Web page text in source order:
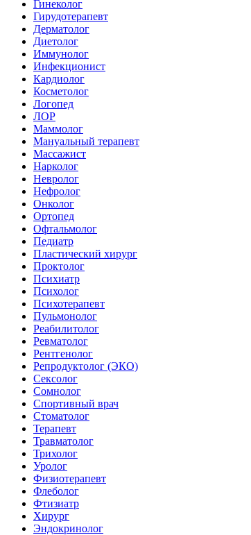
Гинеколог
Гирудотерапевт
Дерматолог
Диетолог
Иммунолог
Инфекционист
Кардиолог
Косметолог
Логопед
ЛОР
Маммолог
Мануальный терапевт
Массажист
Нарколог
Невролог
Нефролог
Онколог
Ортопед
Офтальмолог
Педиатр
Пластический хирург
Проктолог
Психиатр
Психолог
Психотерапевт
Пульмонолог
Реабилитолог
Ревматолог
Рентгенолог
Репродуктолог (ЭКО)
Сексолог
Сомнолог
Спортивный врач
Стоматолог
Терапевт
Травматолог
Трихолог
Уролог
Физиотерапевт
Флеболог
Фтизиатр
Хирург
Эндокринолог